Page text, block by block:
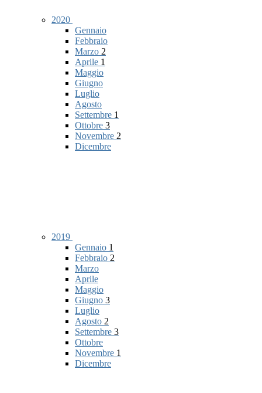
2020
Gennaio
Febbraio
Marzo 2
Aprile 1
Maggio
Giugno
Luglio
Agosto
Settembre 1
Ottobre 3
Novembre 2
Dicembre
2019
Gennaio 1
Febbraio 2
Marzo
Aprile
Maggio
Giugno 3
Luglio
Agosto 2
Settembre 3
Ottobre
Novembre 1
Dicembre